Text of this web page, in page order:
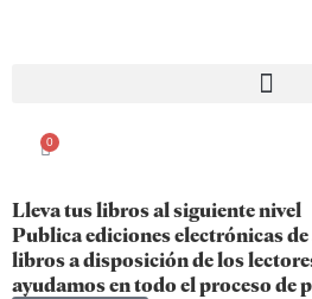
0
Lleva tus libros al siguiente nivel
Publica ediciones electrónicas
libros a disposición de los
ayudamos en todo el proceso de